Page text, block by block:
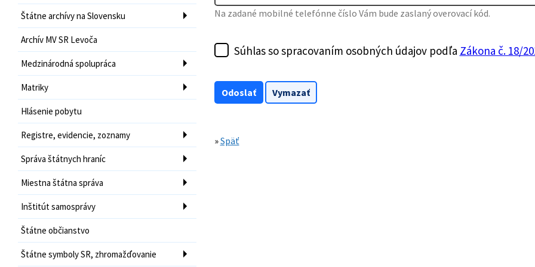
Štátne archívy na Slovensku
Archív MV SR Levoča
Medzinárodná spolupráca
Matriky
Hlásenie pobytu
Registre, evidencie, zoznamy
Správa štátnych hraníc
Miestna štátna správa
Inštitút samosprávy
Štátne občianstvo
Štátne symboly SR, zhromažďovanie
Na zadané mobilné telefónne číslo Vám bude zaslaný overovací kód.
Súhlas so spracovaním osobných údajov podľa Zákona č. 18/
»Späť